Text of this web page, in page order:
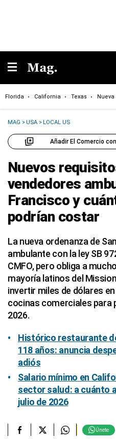
Florida California Texas Nueva
MAG >USA >LOCAL US
Añadir El Comercio
Nuevos
vendedores
Francisco y
podrían costar
La nueva ordenanza de
ambulante con la ley SB
CMFO, pero obliga a
mayoría latinos del
invertir miles de dólares
cocinas comerciales para
2026.
Histórico restaurante
118 años: anuncia
adiós
Salario mínimo en
sector salud: a cuánto
julio de 2026
Únete